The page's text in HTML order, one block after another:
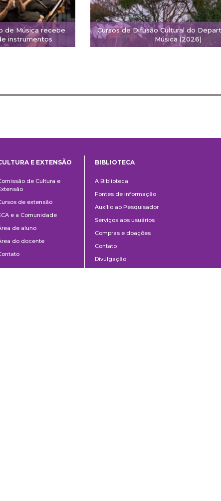
de Música recebe
instrumentos
Cursos de Difusão Cultural do
Música (2026)
E EXTENSÃO
de Cultura e
de extensão
e a Comunidade
de aluno
do docente
BIBLIOTECA
A Biblioteca
Fontes de informação
Auxílio ao Pesquisador
Serviços aos usuários
Compras e doações
Contato
Divulgação